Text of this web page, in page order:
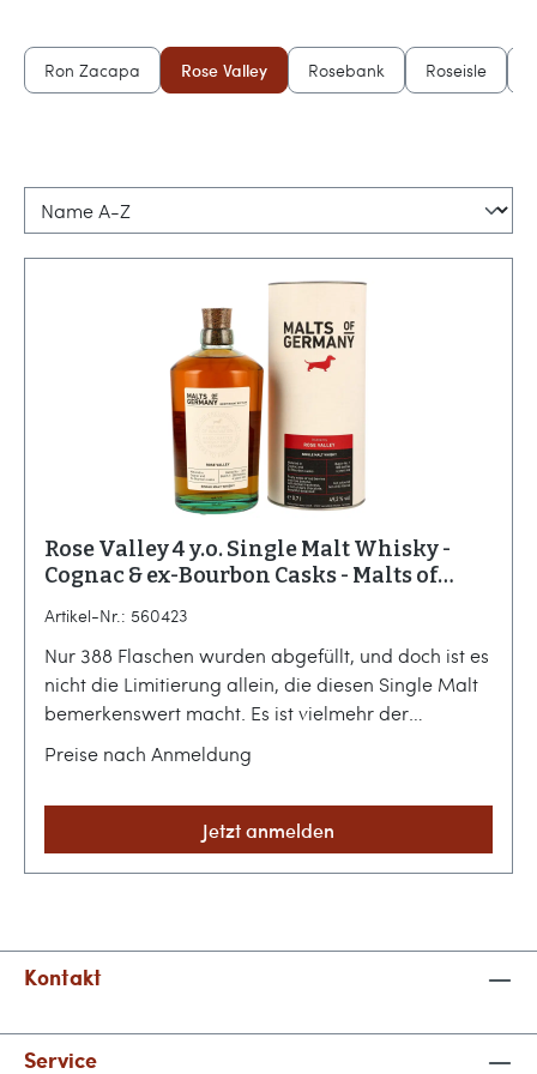
Ron Zacapa Rose Valley Rosebank Roseisle
Rose Valley 4 y.o. Single Malt Whisky -
Cognac & ex-Bourbon Casks - Malts of
Artikel-Nr.: 560423
Nur 388 Flaschen wurden abgefüllt, und doch ist es
nicht die Limitierung allein, die diesen Single Malt
bemerkenswert macht. Es ist vielmehr der
Ausdruck einer jungen, mutigen Whisky-Kultur aus
Deutschland, die traditionelle Pfade verlässt, um
Horizonte zu erschließen.Sächsische Brennkunst
trifft auf innovative FassreifungDieser Rose Valley
Während seiner vierjährigen Reifezeit profitierte
aus Cognac- und Ex-Bourbon-Fässern, die ihm
eine besondere Tiefe verleihen. Ganz im Sinne der
Preise nach Anmeldung
Jetzt anmelden
Kontakt
Service